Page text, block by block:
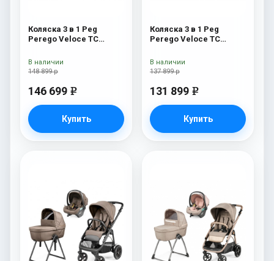
Коляска 3 в 1 Peg
Perego Veloce TC
Amour New
148 899 р
146 699 e
Купить
В наличии
Коляска 3 в 1 Peg
Perego Veloce TC
Shine
137 899 р
131 899 e
Купить
В наличии